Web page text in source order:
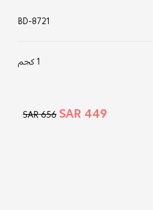
BD-8721
1 كجم
449 SAR
656 SAR